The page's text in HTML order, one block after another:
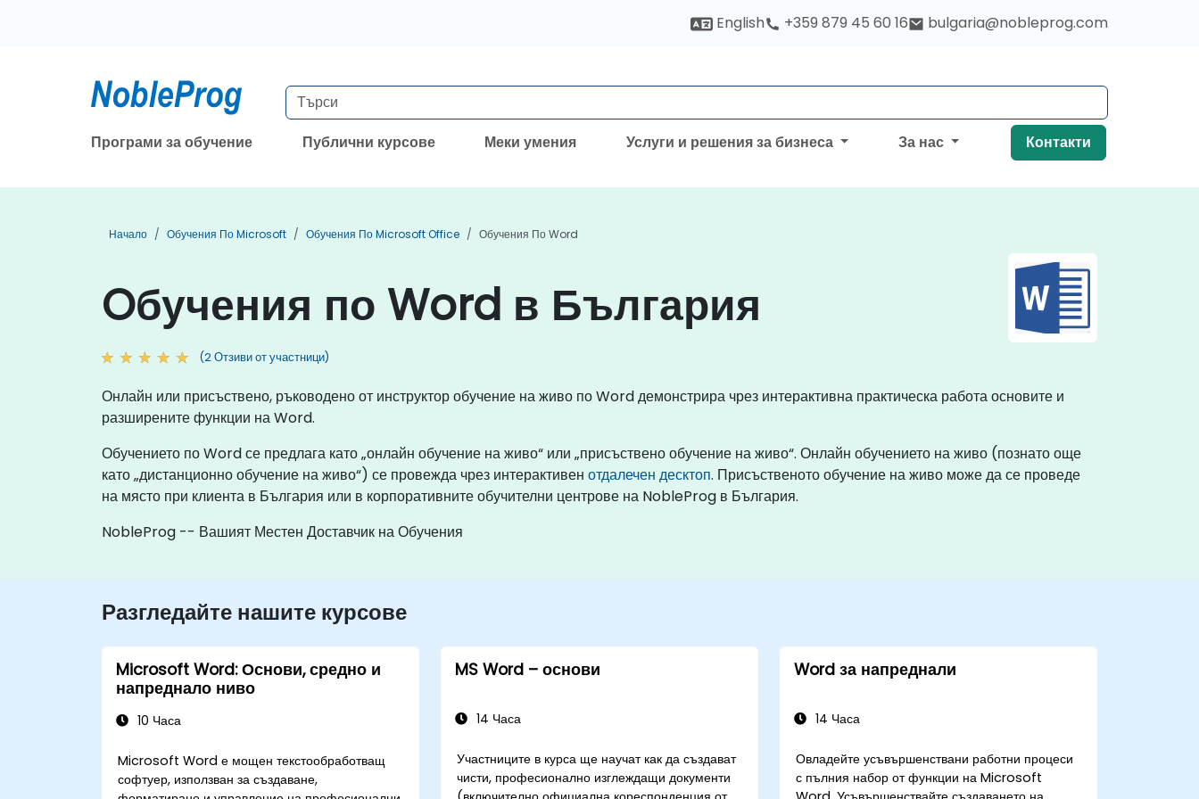
English +359 879 45 60 16 bulgaria@nobleprog.com
Програми за обучение Публични курсове Меки умения Услуги и решения за бизнеса За нас Контакти
Начало Обучения По Microsoft Обучения По Microsoft Office Обучения По Word
Oбучения по Word в България
(2 Отзиви от участници)
Онлайн или присъствено, ръководено от инструктор обучение на живо по Word демонстрира чрез интерактивна практическа работа основите и
разширените функции на Word.
Обучението по Word се предлага като „онлайн обучение на живо“ или „присъствено обучение на живо“. Онлайн обучението на живо (познато още
като „дистанционно обучение на живо“) се провежда чрез интерактивен отдалечен десктоп. Присъственото обучение на живо може да се проведе
на място при клиента в България или в корпоративните обучителни центрове на NobleProg в България.
NobleProg -- Вашият Местен Доставчик на Обучения
Разгледайте нашите курсове
Microsoft Word: Основи, средно и
напреднало ниво
10 Часа
Microsoft Word е мощен текстообработващ
софтуер, използван за създаване,
MS Word – основи
14 Часа
Участниците в курса ще научат как да създават
чисти, професионално изглеждащи документи
Word за напреднали
14 Часа
Овладейте усъвършенствани работни процеси
с пълния набор от функции на Microsoft